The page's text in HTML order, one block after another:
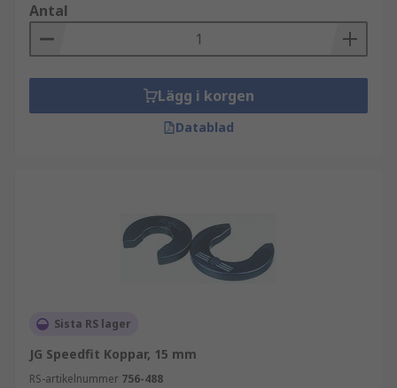
Antal
Lägg i korgen
Datablad
Sista RS lager
JG Speedfit Koppar, 15 mm
RS-artikelnummer 756-488